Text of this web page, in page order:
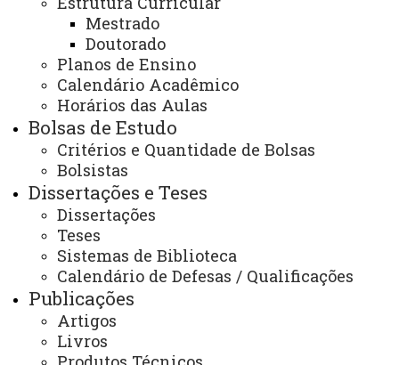
Mestrado
Doutorado
Planos de Ensino
Calendário Acadêmico
Horários das Aulas
Bolsas de Estudo
Critérios e Quantidade de Bolsas
Bolsistas
Dissertações e Teses
Dissertações
Teses
Sistemas de Biblioteca
Calendário de Defesas / Qualificações
Publicações
Artigos
Livros
Contato:
(45) 3220-7491
Horário de Atendimento:
Segunda à sexta
8h às 12h e da 13h ás 17h
8h às 12h e da 13h às 17h
cascavel.mestradoletras@unioeste.br
Você está aqui:Unioeste
PPGL - Pós-graduação em Letras - Cascavel
Editais
Bolsas de Estudo
EDITAL Nº 066/2022-PPGL - CONVOCAÇÃO DE
ALUNAS/ALUNOS CLASSIFICADAS/CLASSIFICADOS
PARA BOLSA DE ESTUDOS – NÍVEL MESTRADO,
CONSIDERANDO-SE FOMENTO DE BOLSA DEMANDA